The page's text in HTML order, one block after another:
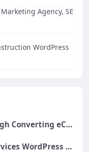
Agency, SE
WordPress
MinimogWP (v3.9.6) The High Converting eCommerce WordPress Theme
Plumbio v2.2 Plumbing Services WordPress Theme